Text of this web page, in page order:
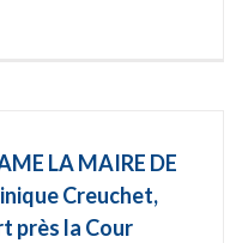
LA MAIRE DE
Creuchet,
près la Cour